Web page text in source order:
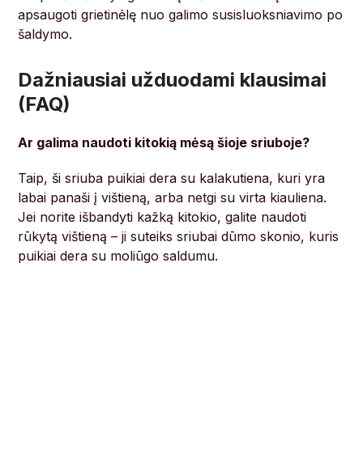
apsaugoti grietinėlę nuo galimo susisluoksniavimo po
šaldymo.
Dažniausiai užduodami klausimai
(FAQ)
Ar galima naudoti kitokią mėsą šioje sriuboje?
Taip, ši sriuba puikiai dera su kalakutiena, kuri yra
labai panaši į vištieną, arba netgi su virta kiauliena.
Jei norite išbandyti kažką kitokio, galite naudoti
rūkytą vištieną – ji suteiks sriubai dūmo skonio, kuris
puikiai dera su moliūgo saldumu.